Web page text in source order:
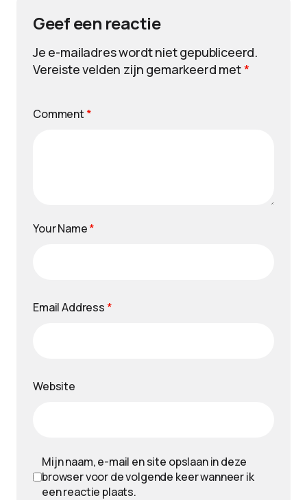
Geef een reactie
Je e-mailadres wordt niet gepubliceerd.
Vereiste velden zijn gemarkeerd met*
Comment *
Your Name*
Email Address *
Website
Mijn naam, e-mail en site opslaan in deze
browser voor de volgende keer wanneer ik
een reactie plaats.